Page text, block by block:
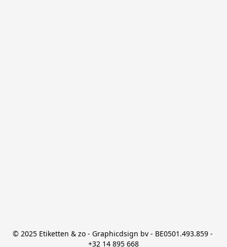
© 2025 Etiketten & zo - Graphicdsign bv - BE0501.493.859 -
+32 14 895 668